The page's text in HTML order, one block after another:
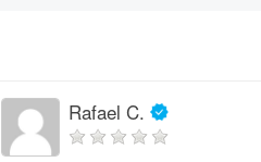
Rafael C.